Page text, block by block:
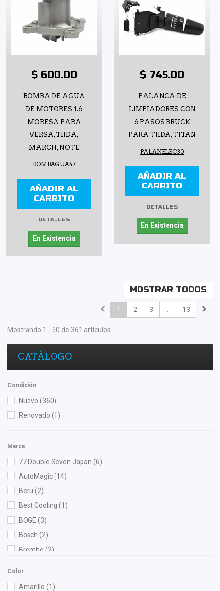
$ 600.00
BOMBA DE AGUA
DE MOTORES 1.6
MORESA PARA
VERSA, TIIDA,
MARCH, NOTE
BOMBAGUA47
AÑADIR AL
CARRITO
DETALLES
En Existencia
$ 745.00
PALANCA DE
LIMPIADORES CON
6 PASOS BRUCK
PARA TIIDA, TITAN
PALANELEC30
AÑADIR AL
CARRITO
DETALLES
En Existencia
MOSTRAR TODOS
1 2 3 ... 13
Mostrando 1 - 30 de 361 artículos
CATÁLOGO
Condición
Nuevo (360)
Renovado (1)
Marca
77 Double Seven Japan (6)
AutoMagic(14)
Beru (2)
Best Cooling (1)
BOGE (3)
Bosch (2)
Brembo (2)
Color
Amarillo (1)